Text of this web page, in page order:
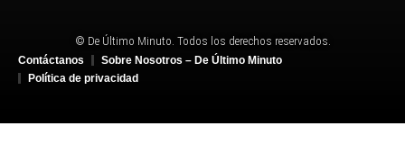
© De Último Minuto. Todos los derechos reservados.
Contáctanos
Sobre Nosotros – De Último Minuto
Política de privacidad